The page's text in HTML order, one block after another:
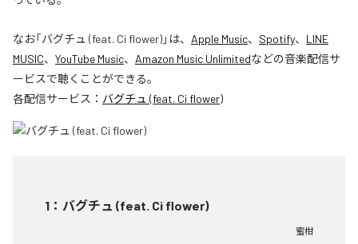
なお「バグチュ (feat. Ci flower)」は、 Apple Music、 Spotify、 LINE
MUSIC、 YouTube Music、 Amazon Music Unlimitedなどの音楽配信サ
ービスで聴くことができる。
各配信サービス： バグチュ (feat. Ci flower)
1 ： バグチュ (feat. Ci flower)
蜜柑